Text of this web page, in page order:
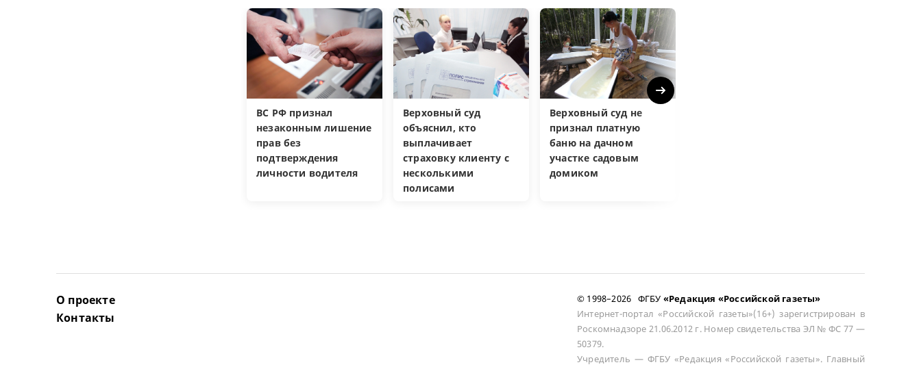
ВС РФ признал
незаконным лишение
прав без
подтверждения
личности водителя
Верховный суд
объяснил, кто
выплачивает
страховку клиенту с
несколькими
полисами
Верховный суд не
признал платную
баню на дачном
участке садовым
домиком
Next
О проекте
Контакты
© 1998–2026 ФГБУ «Редакция «Российской газеты»
Интернет-портал «Российской газеты»(16+) зарегистрирован в
Роскомнадзоре 21.06.2012 г. Номер свидетельства ЭЛ № ФС 77 —
50379.
Учредитель — ФГБУ «Редакция «Российской газеты». Главный